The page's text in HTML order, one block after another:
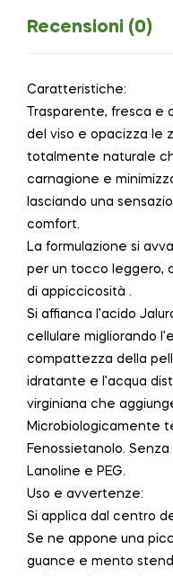
Recensioni (0)
Caratteristiche:
Trasparente, fresca e
del viso e opacizza le
totalmente naturale
carnagione e
lasciando una
comfort.
La formulazione si
per un tocco leggero,
di appiccicosità .
Si affianca l’acido
cellulare migliorando
compattezza della
idratante e l’acqua
virginiana che
Microbiologicamente
Fenossietanolo. Senza
Lanoline e PEG.
Uso e avvertenze:
Si applica dal centro
Se ne appone una
guance e mento